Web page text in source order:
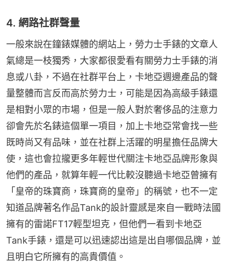
4. 網路社群聲量
一般來說在鐘錶媒體的網站上，勞力士手錶的文章人
氣總是一枝獨秀，大家都很愛看有關勞力士手錶的消
息或八卦，不過在社群平台上，卡地亞週邊產品的聲
量整體而言反而高於勞力士，可能是因為高級手錶還
是相對小眾的市場，但是一般人對於奢侈品的注意力
卻會先於名錶這個單一項目，加上卡地亞常會找一些
既時尚又有品味，並在社群上活躍的明星擔任品牌大
使，這也會拉攏更多年輕世代關注卡地亞品牌形象與
他們的產品，就算年輕一代比較沒聽過卡地亞曾擁有
「皇帝的珠寶商，珠寶商的皇帝」的稱號，也不一定
知道品牌著名作品Tank的設計靈感是來自一戰時法國
擁有的雷諾FT17輕型坦克，但他們一看到卡地亞
Tank手錶，還是可以迅速認出這是出自哪個品牌，並
且明白它所擁有的高貴價值。